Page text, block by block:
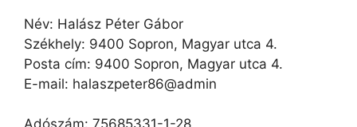
Név: Halász Péter Gábor
Székhely: 9400 Sopron, Magyar utca 4.
Posta cím: 9400 Sopron, Magyar utca 4.
E-mail: halaszpeter86@admin
Adószám: 75685331-1-28